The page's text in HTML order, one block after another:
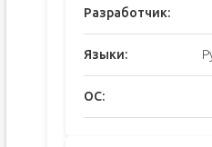
Разработчик:
Языки:
ОС: